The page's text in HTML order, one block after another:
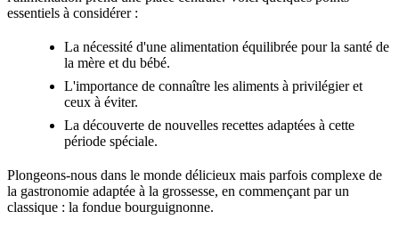
essentiels à considérer :
La nécessité d'une alimentation équilibrée pour la santé de
la mère et du bébé.
L'importance de connaître les aliments à privilégier et
ceux à éviter.
La découverte de nouvelles recettes adaptées à cette
période spéciale.
Plongeons-nous dans le monde délicieux mais parfois complexe de
la gastronomie adaptée à la grossesse, en commençant par un
classique : la fondue bourguignonne.